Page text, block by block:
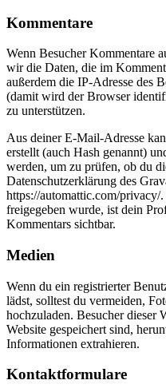
Kommentare
Wenn Besucher Kommentare
wir die Daten, die im
außerdem die IP-Adresse des
(damit wird der Browser
zu unterstützen.
Aus deiner E-Mail-Adresse
erstellt (auch Hash genannt)
werden, um zu prüfen, ob du
Datenschutzerklärung des
https://automattic.com/
freigegeben wurde, ist dein
Kommentars sichtbar.
Medien
Wenn du ein registrierter
lädst, solltest du vermeiden,
hochzuladen. Besucher dieser
Website gespeichert sind,
Informationen extrahieren.
Kontaktformulare